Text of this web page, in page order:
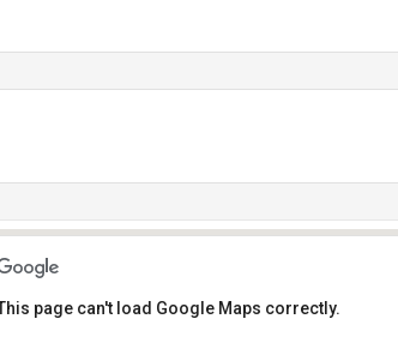
page can't load Google Maps correctly.